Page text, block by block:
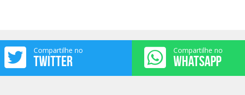
Compartilhe no
TWITTER
Compartilhe no
WHATSAPP